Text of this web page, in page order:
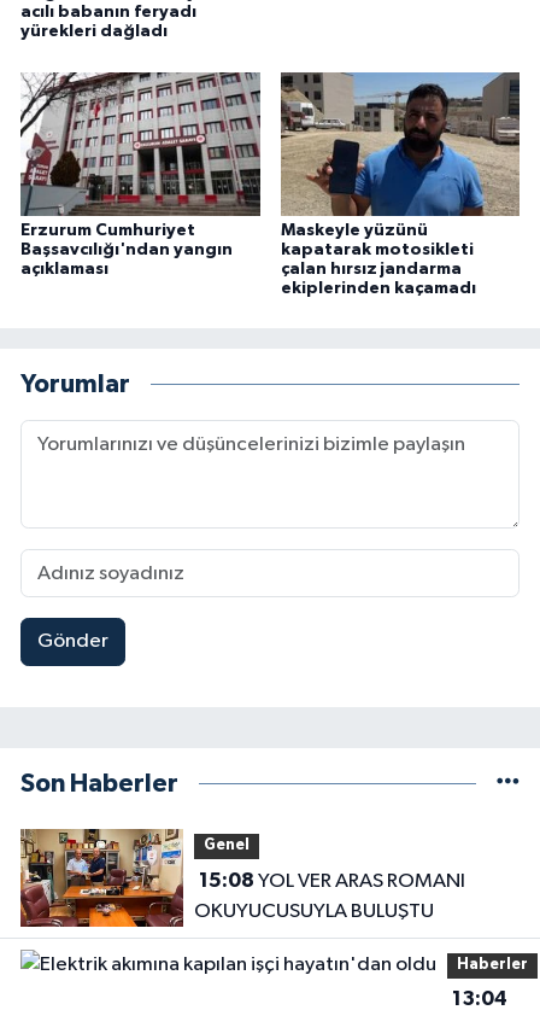
acılı babanın feryadı
yürekleri dağladı
Erzurum Cumhuriyet
Başsavcılığı'ndan yangın
açıklaması
Maskeyle yüzünü
kapatarak motosikleti
çalan hırsız jandarma
ekiplerinden kaçamadı
Yorumlar
Gönder
Son Haberler
Genel
15:08
OKUYUCUSUYLA BULUŞTU
Haberler
13:04